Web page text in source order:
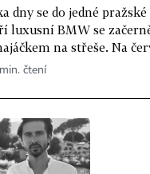
dny se do jedné
luxusní BMW se
na střeše. Na
čtení